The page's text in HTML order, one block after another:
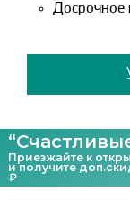
Досрочное
Приезжайте к
и получите
₽